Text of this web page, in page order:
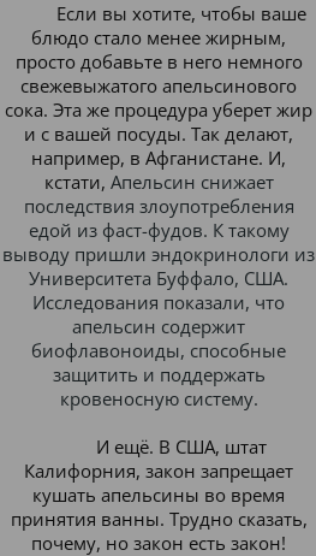
Если вы хотите, чтобы ваше
блюдо стало менее жирным,
просто добавьте в него немного
свежевыжатого апельсинового
сока. Эта же процедура уберет жир
и с вашей посуды. Так делают,
например, в Афганистане. И,
кстати, Апельсин снижает
последствия злоупотребления
едой из фаст-фудов. К такому
выводу пришли эндокринологи из
Университета Буффало, США.
Исследования показали, что
апельсин содержит
биофлавоноиды, способные
защитить и поддержать
кровеносную систему.
И ещё. В США, штат
Калифорния, закон запрещает
кушать апельсины во время
принятия ванны. Трудно сказать,
почему, но закон есть закон!